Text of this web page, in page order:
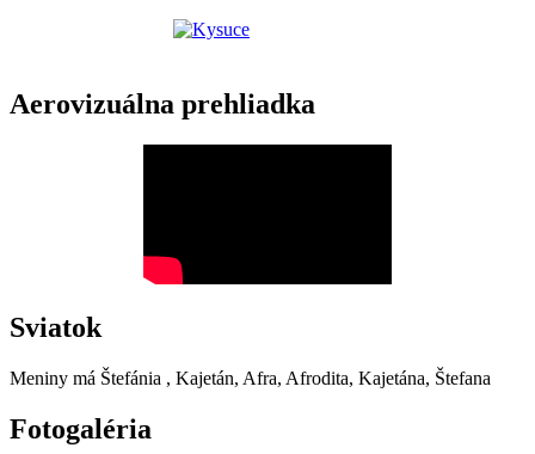
Aerovizuálna prehliadka
Sviatok
Meniny má Štefánia , Kajetán, Afra, Afrodita, Kajetána, Štefana
Fotogaléria